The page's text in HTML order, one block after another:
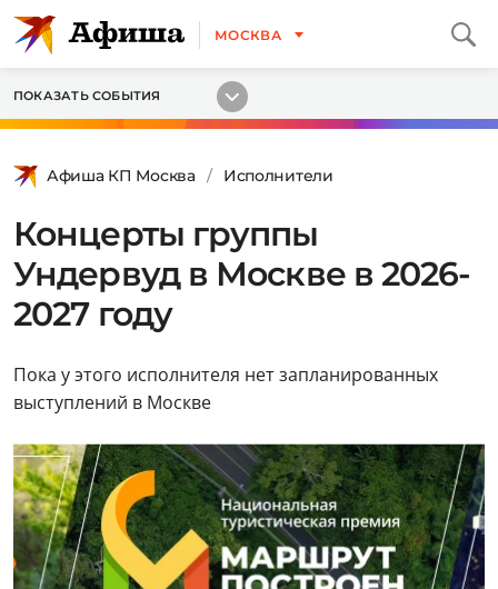
МОСКВА
ПОКАЗАТЬ СОБЫТИЯ
Афиша КП Москва Исполнители
Концерты группы
Ундервуд в Москве в 2026-
2027 году
Пока у этого исполнителя нет запланированных
выступлений в Москве